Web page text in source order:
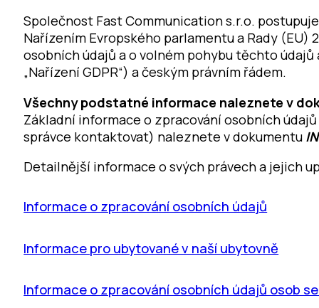
Společnost Fast Communication s.r.o.
Nařízením Evropského parlamentu a Rady (EU)
osobních údajů a o volném pohybu těchto
„Nařízení GDPR“) a českým právním řádem.
Všechny podstatné informace naleznete v
Základní informace o zpracování osobních
správce kontaktovat) naleznete v dokumentu
Detailnější informace o svých právech a jejich
Informace o zpracování osobních údajů
Informace pro ubytované v naší ubytovně
Informace o zpracování osobních údajů osob